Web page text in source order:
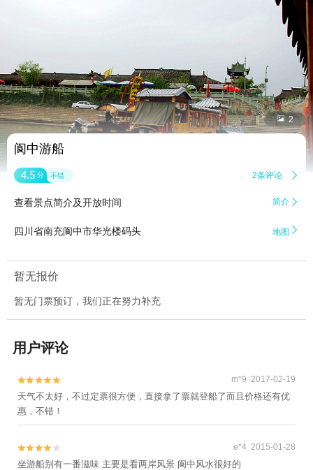
 2
阆中游船
4.5 分 不错 2条评论 
查看景点简介及开放时间 简介 
四川省南充阆中市华光楼码头 地图 
暂无报价
暂无门票预订，我们正在努力补充
用户评论

 m*9 2017-02-19
天气不太好，不过定票很方便，直接拿了票就登船了而且价格还有优
惠，不错！

 e*4 2015-01-28
坐游船别有一番滋味 主要是看两岸风景 阆中风水很好的